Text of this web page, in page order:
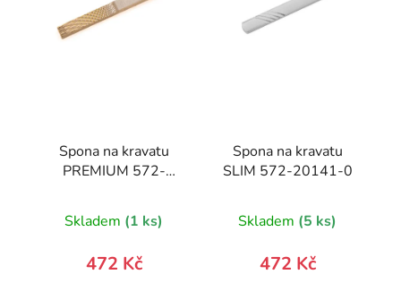
Spona na kravatu
PREMIUM 572-
Skladem (1 ks)
472 Kč
Spona na kravatu
SLIM 572-20141-0
Skladem (5 ks)
472 Kč